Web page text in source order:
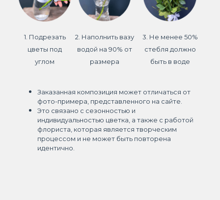
1. Подрезать
цветы под
углом
2. Наполнить вазу
водой на 90% от
размера
3. Не менее 50%
стебля должно
быть в воде
Заказанная композиция может отличаться от
фото-примера, представленного на сайте.
Это связано с сезонностью и
индивидуальностью цветка, а также с работой
флориста, которая является творческим
процессом и не может быть повторена
идентично.